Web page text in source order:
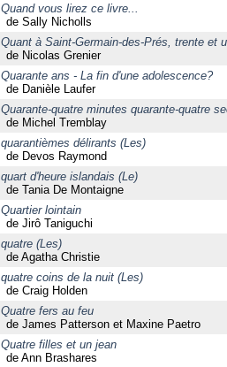
Quand vous lirez ce livre...
de Sally Nicholls
Quant à Saint-Germain-des-Prés, trente et
de Nicolas Grenier
Quarante ans - La fin d'une adolescence?
de Danièle Laufer
Quarante-quatre minutes quarante-quatre
de Michel Tremblay
quarantièmes délirants (Les)
de Devos Raymond
quart d'heure islandais (Le)
de Tania De Montaigne
Quartier lointain
de Jirô Taniguchi
quatre (Les)
de Agatha Christie
quatre coins de la nuit (Les)
de Craig Holden
Quatre fers au feu
de James Patterson et Maxine Paetro
Quatre filles et un jean
de Ann Brashares